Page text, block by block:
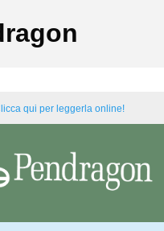
qui per leggerla online!‍